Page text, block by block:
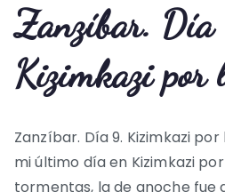
Zanzíbar. Día
Kizimkazi por
Zanzíbar. Día 9. Kizimkazi
mi último día en Kizimkazi
tormentas, la de anoche fue